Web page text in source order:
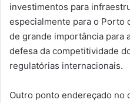
investimentos para
especialmente para o Porto
de grande importância para
defesa da competitividade
regulatórias internacionais.
Outro ponto endereçado no